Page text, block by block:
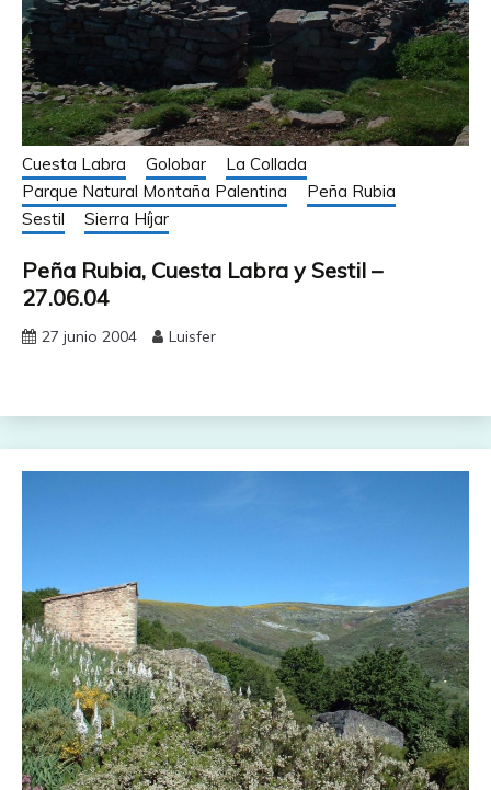
Cuesta Labra Golobar
La Collada
Parque Natural Montaña Palentina
Peña Rubia
Sestil
Sierra Híjar
Peña Rubia, Cuesta Labra y Sestil –
27.06.04
27 junio 2004 Luisfer